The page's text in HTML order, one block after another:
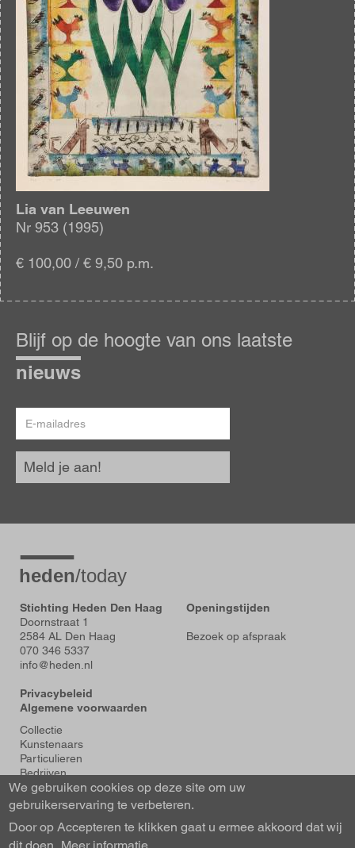
Lia van Leeuwen
Nr 953 (1995)
€ 100,00 / € 9,50 p.m.
op
de
hoogte
Blijf op de hoogte van ons laatste
nieuws
mailadres
Meld je aan!
Stichting Heden Den Haag
Doornstraat 1
2584 AL Den Haag
070 346 5337
info@heden.nl
Privacybeleid
Algemene voorwaarden
Openingstijden
Bezoek op afspraak
Voet
Collectie
Kunstenaars
Particulieren
Bedrijven
Tentoonstellingen
Actueel
About us
Contact
We gebruiken cookies op deze site om uw
gebruikerservaring te verbeteren.
Door op Accepteren te klikken gaat u ermee akkoord dat wij